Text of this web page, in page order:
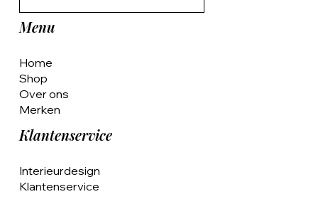
Menu
Home
Shop
Over ons
Merken
Klantenservice
Interieurdesign
Klantenservice